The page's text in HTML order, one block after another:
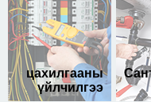
цахилгааны
үйлчилгээ